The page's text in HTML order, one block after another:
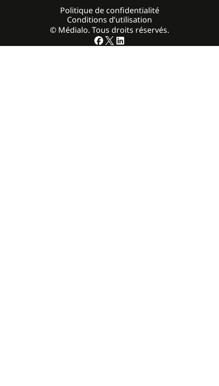
© Médialo. Tous droits réservés.
Politique de confidentialité
Conditions d’utilisation